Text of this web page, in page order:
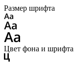
Размер шрифта
Цвет фона и шрифта